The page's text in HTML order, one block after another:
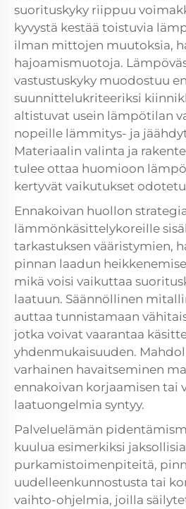
suorituskyky riippuu
kyvystä kestää toistuvia
ilman mittojen muutoksia,
hajoamismuotoja.
vastustuskyky muodostuu
suunnittelukriteeriksi
altistuvat usein lämpötilan
nopeille lämmitys- ja
Materiaalin valinta ja
tulee ottaa huomioon
kertyvät vaikutukset
Ennakoivan huollon
lämmönkäsittelykoreille
tarkastuksen vääristymien,
pinnan laadun
mikä voisi vaikuttaa
laatuun. Säännöllinen
auttaa tunnistamaan
jotka voivat vaarantaa
yhdenmukaisuuden.
varhainen havaitseminen
ennakoivan korjaamisen tai
laatuongelmia syntyy.
Palveluelämän
kuulua esimerkiksi
purkamistoimenpiteitä,
uudelleenkunnostusta tai
vaihto-ohjelmia, joilla